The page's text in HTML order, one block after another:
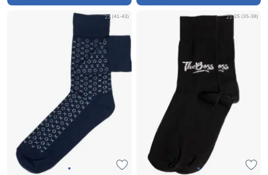
27 (41-43) 23-25 (35-38)